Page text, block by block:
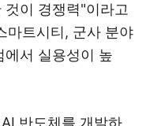
이 경쟁력"이라고
마트시티, 군사 분야
에서 실용성이 높
반도체를 개발하